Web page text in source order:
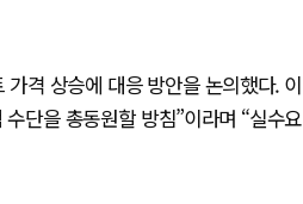
격 상승에 대응 방안을 논의했다. 이
단을 총동원할 방침”이라며 “실수요